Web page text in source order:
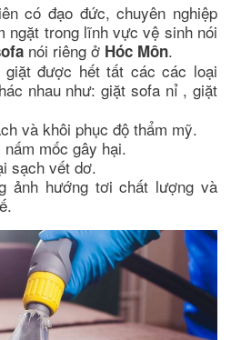
có đạo đức, chuyên nghiệp
ngặt trong lĩnh vực vệ sinh nói
nói riêng ở Hóc Môn.
giặt được hết tất các các loại
nhau như: giặt sofa nỉ , giặt
và khôi phục độ thẩm mỹ.
mốc gây hại.
sạch vết dơ.
ảnh hướng tơi chất lượng và